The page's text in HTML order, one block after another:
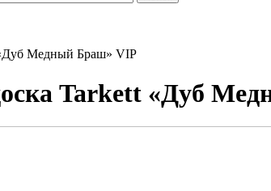
Медный Браш» VIP
Tarkett «Дуб